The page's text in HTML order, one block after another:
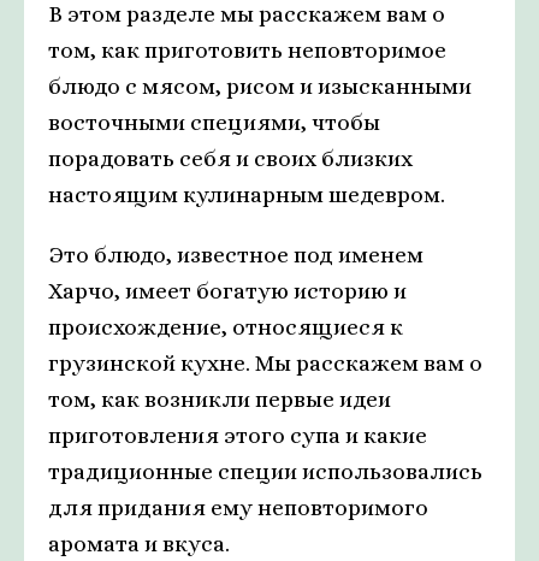
В этом разделе мы расскажем вам о
том, как приготовить неповторимое
блюдо с мясом, рисом и изысканными
восточными специями, чтобы
порадовать себя и своих близких
настоящим кулинарным шедевром.
Это блюдо, известное под именем
Харчо, имеет богатую историю и
происхождение, относящиеся к
грузинской кухне. Мы расскажем вам о
том, как возникли первые идеи
приготовления этого супа и какие
традиционные специи использовались
для придания ему неповторимого
аромата и вкуса.